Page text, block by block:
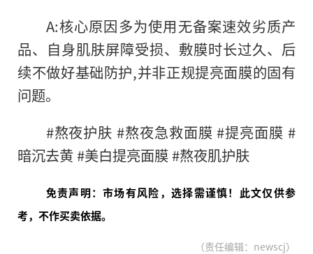
A:核心原因多为使用无备案速效劣质产
品、自身肌肤屏障受损、敷膜时长过久、后
续不做好基础防护,并非正规提亮面膜的固有
问题。
#熬夜护肤 #熬夜急救面膜 #提亮面膜 #
暗沉去黄 #美白提亮面膜 #熬夜肌护肤
免责声明：市场有风险，选择需谨慎！此文仅供参
考，不作买卖依据。
（责任编辑：newscj）